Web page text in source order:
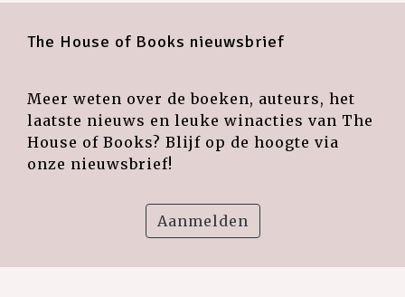
The House of Books nieuwsbrief
Meer weten over de boeken, auteurs, het
laatste nieuws en leuke winacties van The
House of Books? Blijf op de hoogte via
onze nieuwsbrief!
Aanmelden